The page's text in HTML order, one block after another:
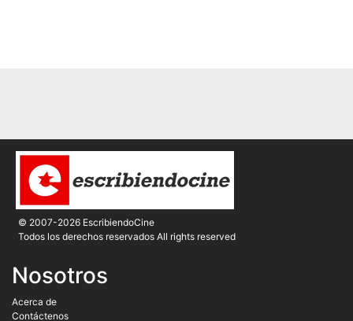
© 2007-2026 EscribiendoCine
Todos los derechos reservados All rights reserved
Nosotros
Acerca de
Contáctenos